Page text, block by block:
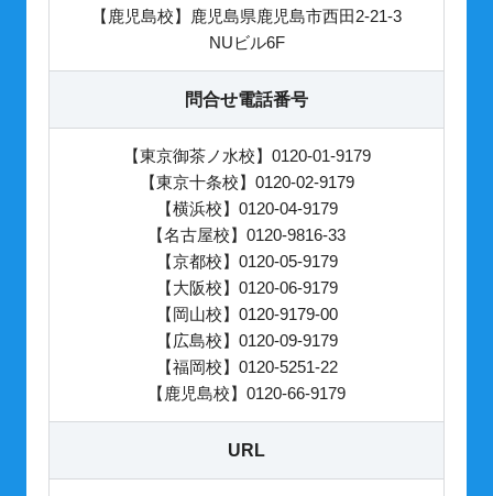
【鹿児島校】鹿児島県鹿児島市西田2-21-3
NUビル6F
問合せ電話番号
【東京御茶ノ水校】0120-01-9179
【東京十条校】0120-02-9179
【横浜校】0120-04-9179
【名古屋校】0120-9816-33
【京都校】0120-05-9179
【大阪校】0120-06-9179
【岡山校】0120-9179-00
【広島校】0120-09-9179
【福岡校】0120-5251-22
【鹿児島校】0120-66-9179
URL